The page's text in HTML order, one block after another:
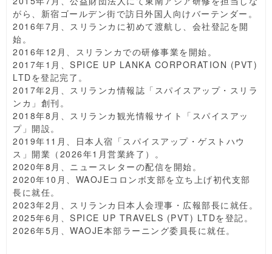
がら、新宿ゴールデン街で訪日外国人向けバーテンダー。
2016年7月、スリランカに初めて渡航し、会社登記を開
始。
2016年12月、スリランカでの研修事業を開始。
2017年1月、SPICE UP LANKA CORPORATION (PVT)
LTDを登記完了。
2017年2月、スリランカ情報誌「スパイスアップ・スリラ
ンカ」創刊。
2018年8月、スリランカ観光情報サイト「スパイスアッ
プ」開設。
2019年11月、日本人宿「スパイスアップ・ゲストハウ
ス」開業（2026年1月営業終了）。
2020年8月、ニュースレターの配信を開始。
2020年10月、WAOJEコロンボ支部を立ち上げ初代支部
長に就任。
2023年2月、スリランカ日本人会理事・広報部長に就任。
2025年6月、SPICE UP TRAVELS (PVT) LTDを登記。
2026年5月、WAOJE本部ラーニング委員長に就任。